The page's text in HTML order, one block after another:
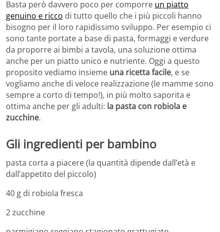
Basta però davvero poco per comporre un piatto
genuino e ricco di tutto quello che i più piccoli hanno
bisogno per il loro rapidissimo sviluppo. Per esempio ci
sono tante portate a base di pasta, formaggi e verdure
da proporre ai bimbi a tavola, una soluzione ottima
anche per un piatto unico e nutriente. Oggi a questo
proposito vediamo insieme una ricetta facile, e se
vogliamo anche di veloce realizzazione (le mamme sono
sempre a corto di tempo!), in più molto saporita e
ottima anche per gli adulti: la pasta con robiola e
zucchine.
Gli ingredienti per bambino
pasta corta a piacere (la quantità dipende dall’età e
dall’appetito del piccolo)
40 g di robiola fresca
2 zucchine